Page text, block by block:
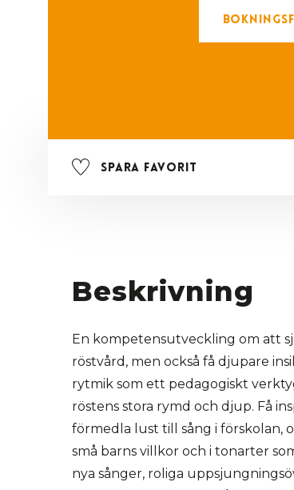
Spara favorit
Beskrivning
En kompetensutveckling om att
röstvård, men också få djupare
rytmik som ett pedagogiskt
röstens stora rymd och djup. Få
förmedla lust till sång i förskolan,
små barns villkor och i tonarter
nya sånger, roliga